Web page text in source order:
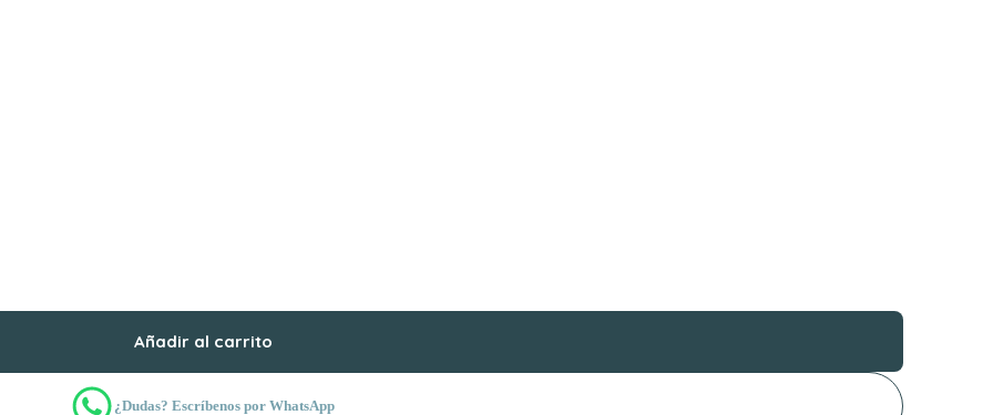
Añadir al carrito
¿Dudas? Escríbenos por WhatsApp